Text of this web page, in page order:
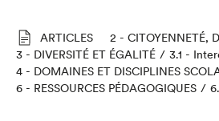
ARTICLES 2 - CITOYENNETÉ,
3 - DIVERSITÉ ET ÉGALITÉ
3.1 -
4 - DOMAINES ET DISCIPLINES
6 - RESSOURCES PÉDAGOGIQUES